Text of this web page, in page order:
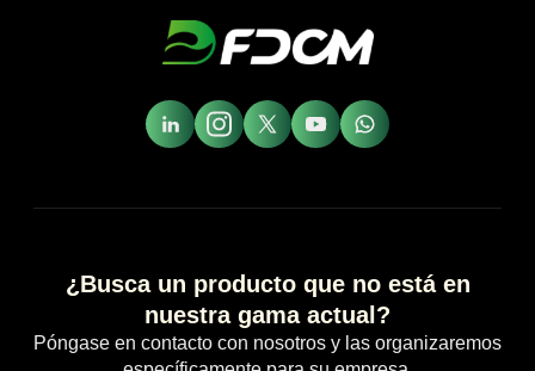
¿Busca un producto que no está en
nuestra gama actual?
Póngase en contacto con nosotros y las organizaremos